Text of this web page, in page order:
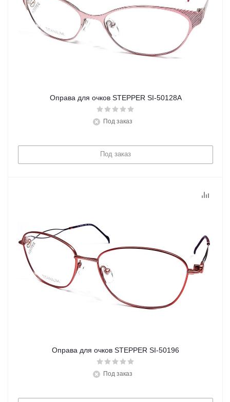
Оправа для очков STEPPER SI-50128A
Под заказ
Под заказ
Оправа для очков STEPPER SI-50196
Под заказ